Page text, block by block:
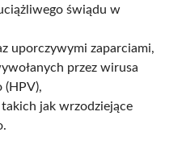
świądu w
uporczywymi zaparciami,
przez wirusa
(HPV),
jak wrzodziejące